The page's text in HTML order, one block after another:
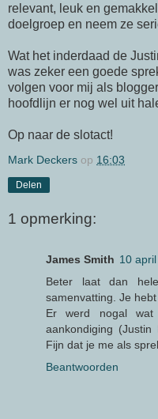
relevant, leuk en
doelgroep en neem ze
Wat het inderdaad de
was zeker een goede
volgen voor mij als
hoofdlijn er nog wel uit
Op naar de slotact!
Mark Deckers op 16:03
Delen
1 opmerking:
James Smith 10
Beter laat dan
samenvatting. Je
Er werd nogal
aankondiging (Justin
Fijn dat je me als
Beantwoorden